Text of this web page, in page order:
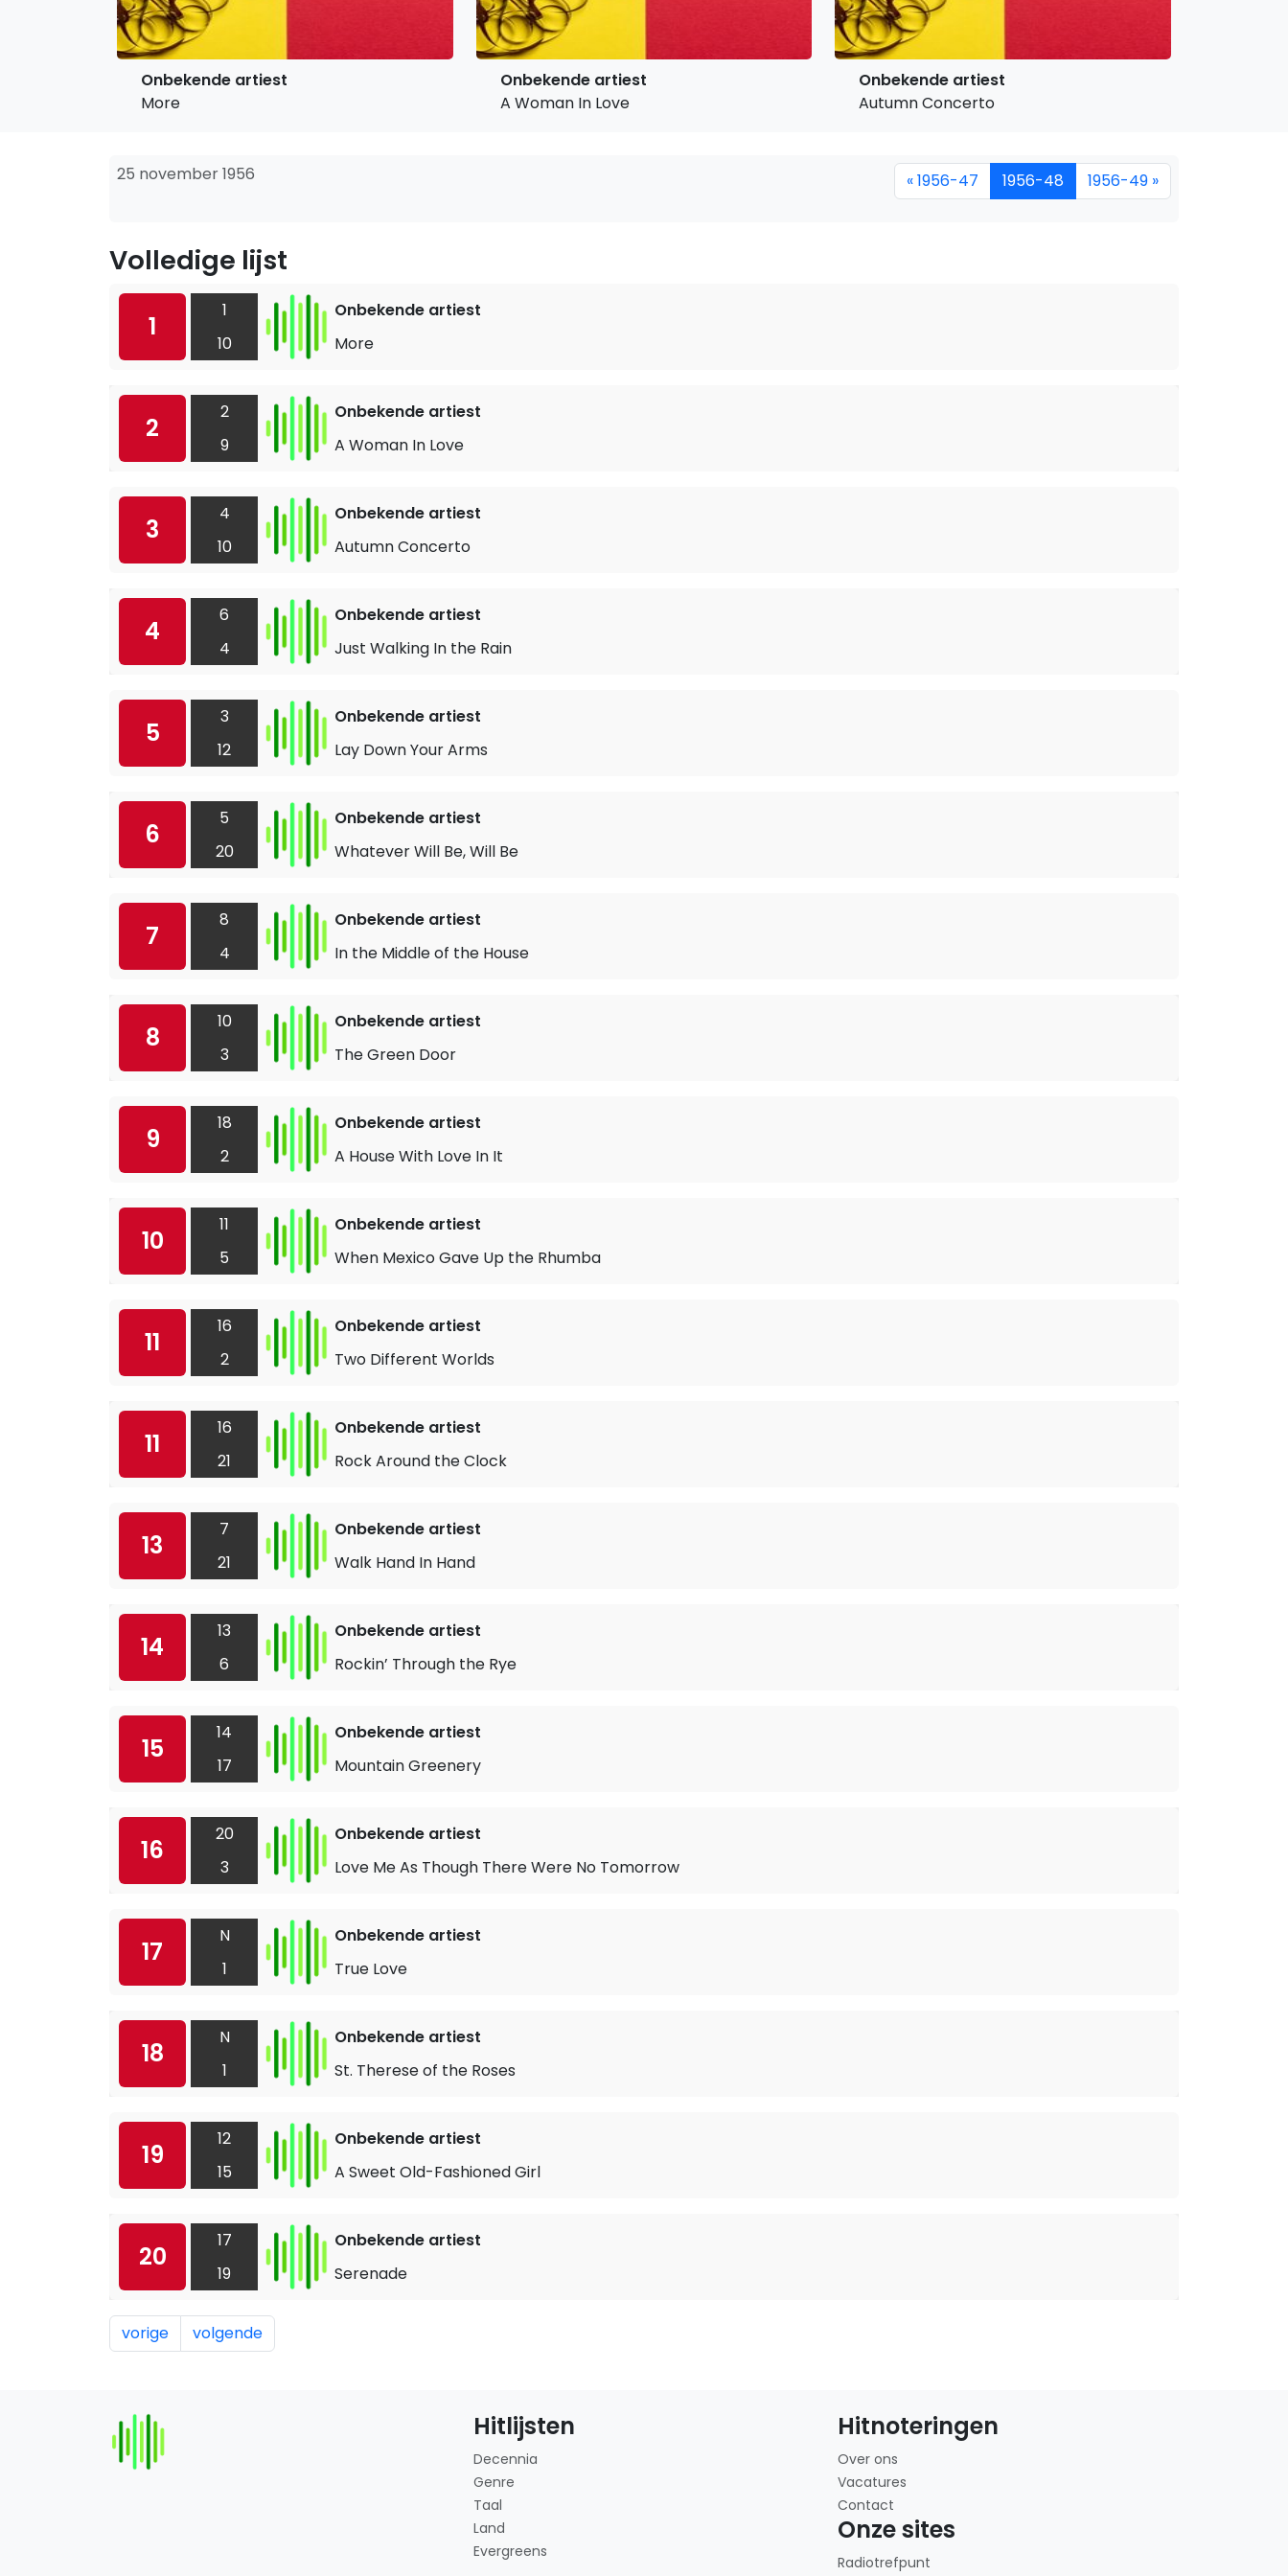
Onbekende artiest
More
Onbekende artiest
A Woman In Love
Onbekende artiest
Autumn Concerto
25 november 1956 « 1956-47 1956-48 1956-49 »
Volledige lijst
1
1
10
Onbekende artiest
More
2
2
9
Onbekende artiest
A Woman In Love
3
4
10
Onbekende artiest
Autumn Concerto
4
6
4
Onbekende artiest
Just Walking In the Rain
5
3
12
Onbekende artiest
Lay Down Your Arms
6
5
20
Onbekende artiest
Whatever Will Be, Will Be
7
8
4
Onbekende artiest
In the Middle of the House
8
10
3
Onbekende artiest
The Green Door
9
18
2
Onbekende artiest
A House With Love In It
10
11
5
Onbekende artiest
When Mexico Gave Up the Rhumba
11
16
2
Onbekende artiest
Two Different Worlds
11
16
21
Onbekende artiest
Rock Around the Clock
13
7
21
Onbekende artiest
Walk Hand In Hand
14
13
6
Onbekende artiest
Rockin’ Through the Rye
15
14
17
Onbekende artiest
Mountain Greenery
16
20
3
Onbekende artiest
Love Me As Though There Were No Tomorrow
17
N
1
Onbekende artiest
True Love
18
N
1
Onbekende artiest
St. Therese of the Roses
19
12
15
Onbekende artiest
A Sweet Old-Fashioned Girl
20
17
19
Onbekende artiest
Serenade
vorige volgende
Hitlijsten
Decennia
Genre
Taal
Land
Evergreens
Hitnoteringen
Over ons
Vacatures
Contact
Onze sites
Radiotrefpunt